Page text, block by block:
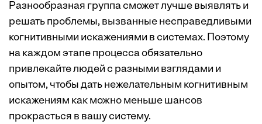
Разнообразная группа сможет лучше выявлять и
решать проблемы, вызванные несправедливыми
когнитивными искажениями в системах. Поэтому
на каждом этапе процесса обязательно
привлекайте людей с разными взглядами и
опытом, чтобы дать нежелательным когнитивным
искажениям как можно меньше шансов
прокрасться в вашу систему.